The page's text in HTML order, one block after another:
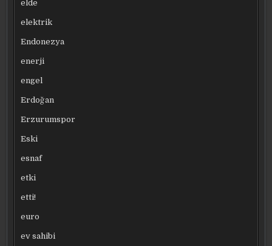
elde
elektrik
Endonezya
enerji
engel
Erdoğan
Erzurumspor
Eski
esnaf
etki
etti!
euro
ev sahibi